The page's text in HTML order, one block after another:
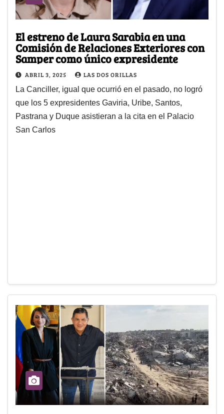
El estreno de Laura Sarabia en una
Comisión de Relaciones Exteriores con
Samper como único expresidente
ABRIL 3, 2025 LAS DOS ORILLAS
La Canciller, igual que ocurrió en el pasado, no logró
que los 5 expresidentes Gaviria, Uribe, Santos,
Pastrana y Duque asistieran a la cita en el Palacio
San Carlos